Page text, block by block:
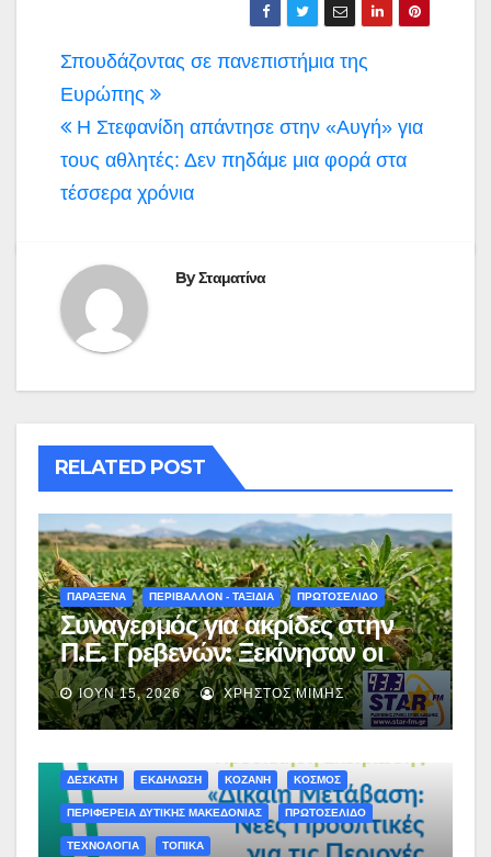
Πλοήγηση
άρθρων
Σπουδάζοντας σε πανεπιστήμια της
Ευρώπης
Η Στεφανίδη απάντησε στην «Αυγή» για
τους αθλητές: Δεν πηδάμε μια φορά στα
τέσσερα χρόνια
ByΣταματίνα
RELATED POST
ΠΑΡΑΞΕΝΑ ΠΕΡΙΒΑΛΛΟΝ - ΤΑΞΙΔΙΑ ΠΡΩΤΟΣΕΛΙΔΟ
Συναγερμός για ακρίδες στην
Π.Ε. Γρεβενών: Ξεκίνησαν οι
ψεκασμοί – Αναλυτικές οδηγίες
προς τους αγρότες
ΙΟΎΝ 15, 2026 ΧΡΉΣΤΟΣ ΜΊΜΗΣ
ΔΕΣΚΑΤΗ ΕΚΔΗΛΩΣΗ ΚΟΖΑΝΗ ΚΟΣΜΟΣ
ΠΕΡΙΦΕΡΕΙΑ ΔΥΤΙΚΗΣ ΜΑΚΕΔΟΝΙΑΣ ΠΡΩΤΟΣΕΛΙΔΟ
ΤΕΧΝΟΛΟΓΙΑ ΤΟΠΙΚΑ